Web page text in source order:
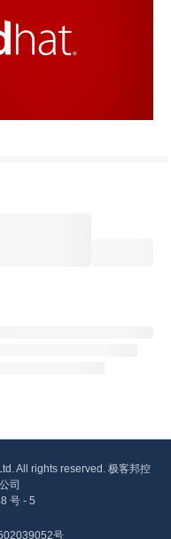
All rights reserved. 极客邦控
司
号 - 5
号